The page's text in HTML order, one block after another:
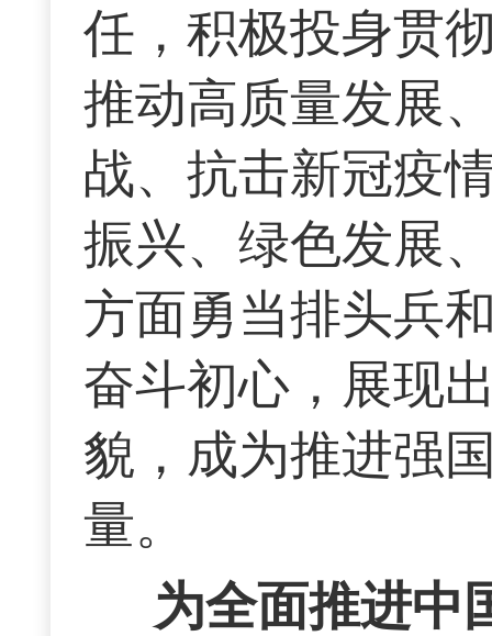
任，积极投身贯
推动高质量发展
战、抗击新冠疫
振兴、绿色发展
方面勇当排头兵
奋斗初心，展现
貌，成为推进强
量。
为全面推进中